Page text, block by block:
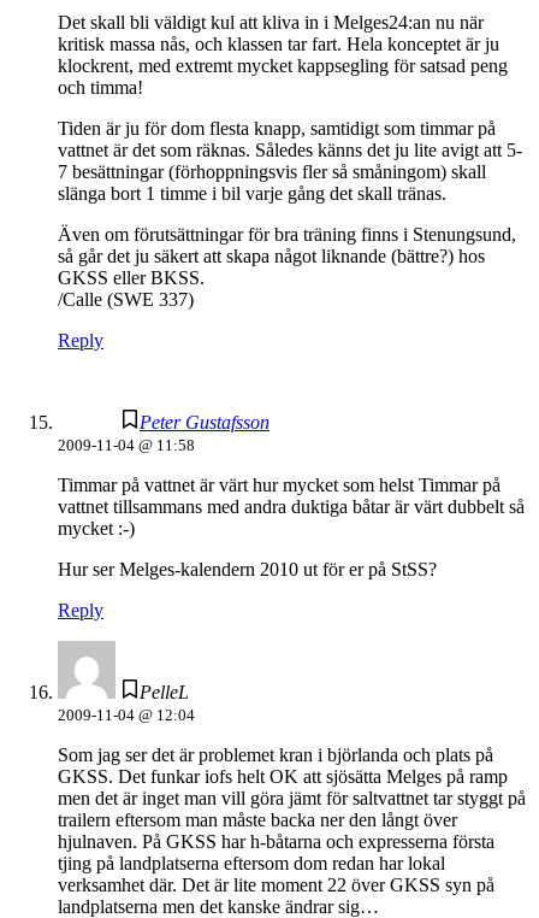
Det skall bli väldigt kul att kliva in i Melges24:an nu när
kritisk massa nås, och klassen tar fart. Hela konceptet är ju
klockrent, med extremt mycket kappsegling för satsad peng
och timma!
Tiden är ju för dom flesta knapp, samtidigt som timmar på
vattnet är det som räknas. Således känns det ju lite avigt att 5-
7 besättningar (förhoppningsvis fler så småningom) skall
slänga bort 1 timme i bil varje gång det skall tränas.
Även om förutsättningar för bra träning finns i Stenungsund,
så går det ju säkert att skapa något liknande (bättre?) hos
GKSS eller BKSS.
/Calle (SWE 337)
Reply
Peter Gustafsson
2009-11-04 @ 11:58
Timmar på vattnet är värt hur mycket som helst Timmar på
vattnet tillsammans med andra duktiga båtar är värt dubbelt så
mycket :-)
Hur ser Melges-kalendern 2010 ut för er på StSS?
Reply
PelleL
2009-11-04 @ 12:04
Som jag ser det är problemet kran i björlanda och plats på
GKSS. Det funkar iofs helt OK att sjösätta Melges på ramp
men det är inget man vill göra jämt för saltvattnet tar styggt på
trailern eftersom man måste backa ner den långt över
hjulnaven. På GKSS har h-båtarna och expresserna första
tjing på landplatserna eftersom dom redan har lokal
verksamhet där. Det är lite moment 22 över GKSS syn på
landplatserna men det kanske ändrar sig…